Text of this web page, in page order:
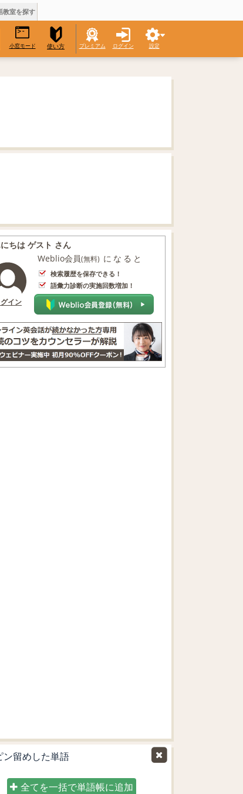
教室を探す
小窓モード 使い方 プレミアム ログイン 設定
ちは ゲスト さん
イン
Weblio会員(無料) になると
検索履歴を保存できる！
語彙力診断の実施回数増加！
ン留めした単語
全てを一括で単語帳に追加